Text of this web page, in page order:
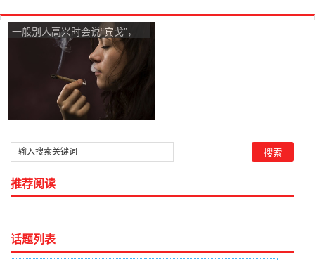
一般别人高兴时会说“宾戈”，
是什么意思呢？
推荐阅读
话题列表